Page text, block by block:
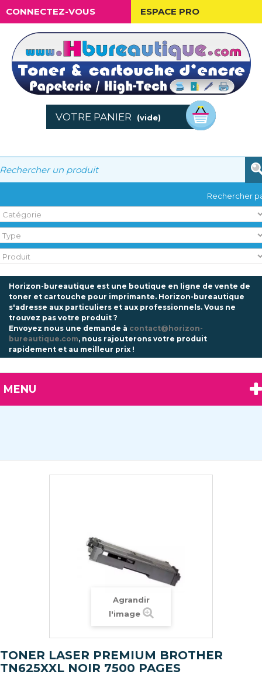
CONNECTEZ-VOUS ESPACE PRO
VOTRE PANIER (vide)
Rechercher
Horizon-bureautique est une boutique en ligne de vente de
toner et cartouche pour imprimante. Horizon-bureautique
s'adresse aux particuliers et aux professionnels. Vous ne
trouvez pas votre produit ?
Envoyez nous une demande à contact@horizon-
bureautique.com, nous rajouterons votre produit
rapidement et au meilleur prix !
MENU
Agrandir
l'image
TONER LASER PREMIUM BROTHER
TN625XXL NOIR 7500 PAGES